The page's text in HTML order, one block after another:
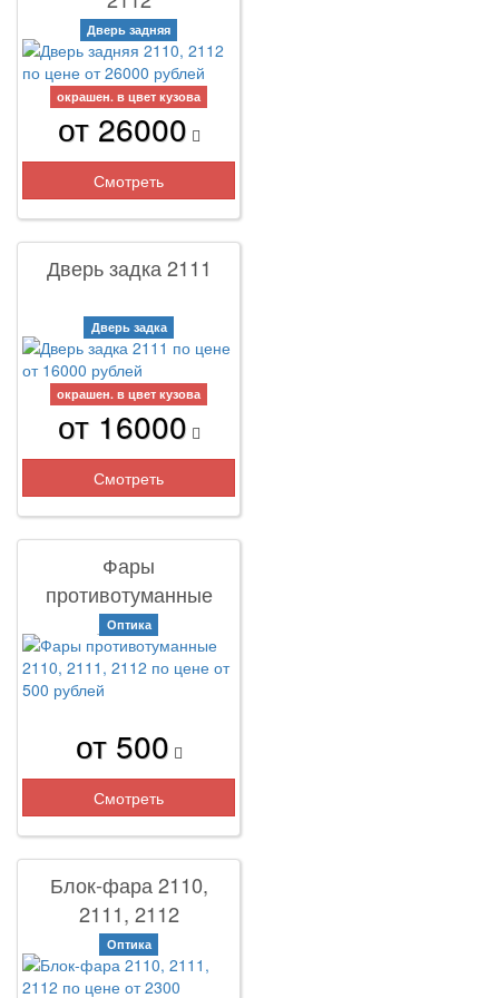
Дверь задняя
окрашен. в цвет кузова
от 26000
Смотреть
Дверь задка 2111
Дверь задка
окрашен. в цвет кузова
от 16000
Смотреть
Фары
противотуманные
2110, 2111, 2112
Оптика
от 500
Смотреть
Блок-фара 2110,
2111, 2112
Оптика